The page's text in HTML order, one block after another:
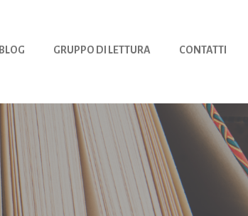
BLOG GRUPPO DI LETTURA CONTATTI